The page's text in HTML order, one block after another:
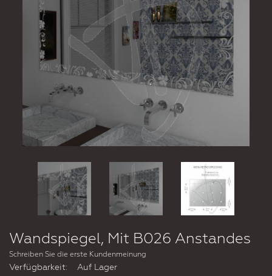
Wandspiegel, Mit B026 Anstandes
Schreiben Sie die erste Kundenmeinung
Verfügbarkeit:
Auf Lager